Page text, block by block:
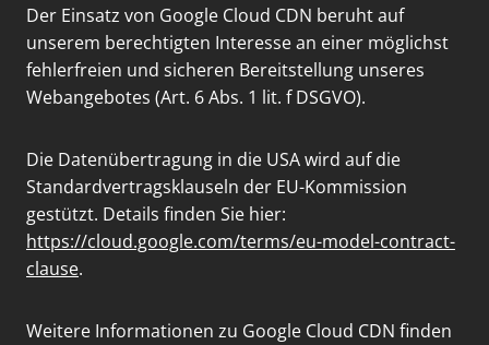
Der Einsatz von Google Cloud CDN beruht auf
unserem berechtigten Interesse an einer möglichst
fehlerfreien und sicheren Bereitstellung unseres
Webangebotes (Art. 6 Abs. 1 lit. f DSGVO).
Die Datenübertragung in die USA wird auf die
Standardvertragsklauseln der EU-Kommission
gestützt. Details finden Sie hier:
https://cloud.google.com/terms/eu-model-contract-
clause.
Weitere Informationen zu Google Cloud CDN finden